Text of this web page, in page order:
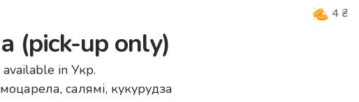
4 ₴
(pick-up only)
in Укр.
салямі, кукурудза